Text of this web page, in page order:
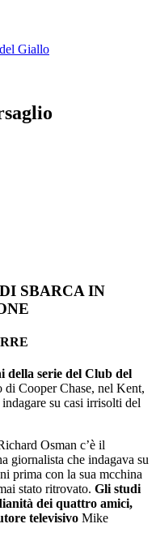
SBARCA IN
della serie del Club del
di Cooper Chase, nel Kent,
su casi irrisolti del
Osman c’è il
giornalista che indagava su
prima con la sua mcchina
stato ritrovato. Gli studi
dei quattro amici,
televisivo Mike